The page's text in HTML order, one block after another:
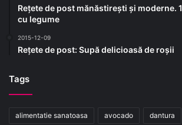
Rețete de post mănăstirești și moderne.
cu legume
2015-12-09
Rețete de post: Supă delicioasă de roșii
Tags
alimentatie sanatoasa avocado dantura